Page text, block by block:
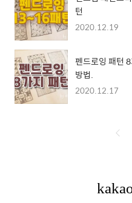
턴
2020.12.19
펜드로잉 패턴
방법.
2020.12.17